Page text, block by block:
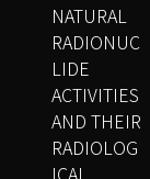
NATURAL
RADIONUC
LIDE
ACTIVITIES
AND THEIR
RADIOLOG
ICAL